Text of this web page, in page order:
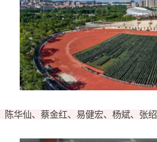
华仙、蔡金红、易健宏、杨斌、张